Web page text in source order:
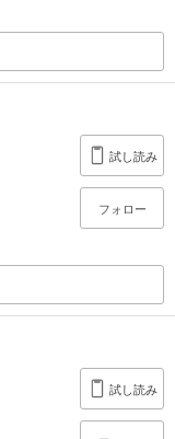
試し読み
フォロー
試し読み